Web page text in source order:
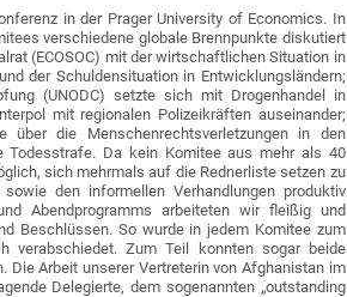
in der Prager University of Economics. In
verschiedene globale Brennpunkte diskutiert
(ECOSOC) mit der wirtschaftlichen Situation in
der Schuldensituation in Entwicklungsländern;
(UNODC) setzte sich mit Drogenhandel in
mit regionalen Polizeikräften auseinander;
über die Menschenrechtsverletzungen in den
Todesstrafe. Da kein Komitee aus mehr als 40
sich mehrmals auf die Rednerliste setzen zu
den informellen Verhandlungen produktiv
Abendprogramms arbeiteten wir fleißig und
Beschlüssen. So wurde in jedem Komitee zum
verabschiedet. Zum Teil konnten sogar beide
Die Arbeit unserer Vertreterin von Afghanistan im
Delegierte, dem sogenannten „outstanding